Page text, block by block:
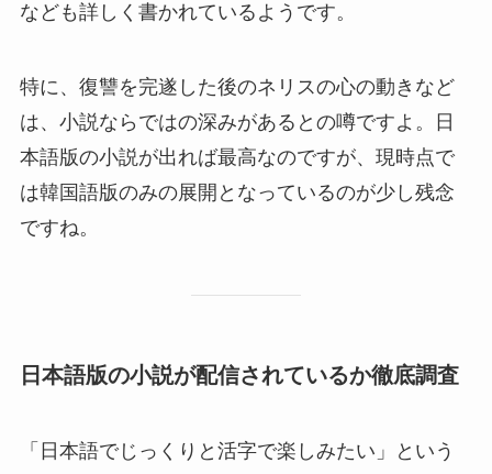
なども詳しく書かれているようです。
特に、復讐を完遂した後のネリスの心の動きなど
は、小説ならではの深みがあるとの噂ですよ。日
本語版の小説が出れば最高なのですが、現時点で
は韓国語版のみの展開となっているのが少し残念
ですね。
日本語版の小説が配信されているか徹底調査
「日本語でじっくりと活字で楽しみたい」という